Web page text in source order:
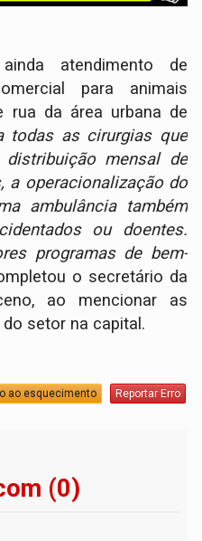
atendimento de
para animais
rua da área urbana de
todas as cirurgias que
mensal de
a operacionalização do
ambulância também
ou doentes.
programas de bem-
o secretário da
ao mencionar as
setor na capital.
ao esquecimento Reportar Erro
(0)